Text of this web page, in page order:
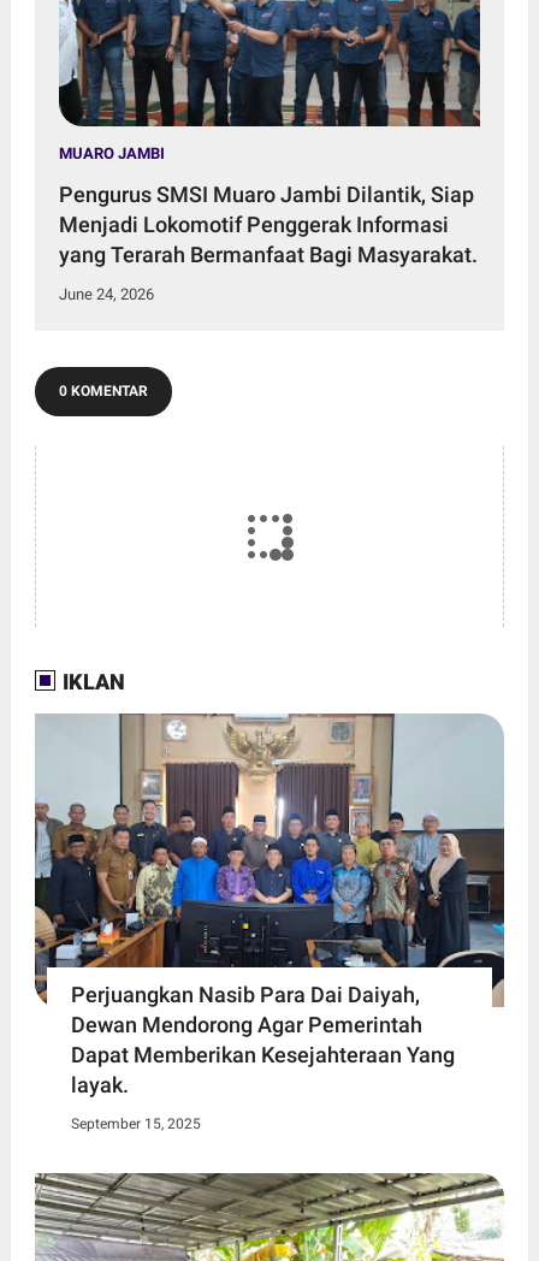
MUARO JAMBI
Pengurus SMSI Muaro Jambi Dilantik, Siap
Menjadi Lokomotif Penggerak Informasi
yang Terarah Bermanfaat Bagi Masyarakat.
June 24, 2026
0 KOMENTAR
IKLAN
Perjuangkan Nasib Para Dai Daiyah,
Dewan Mendorong Agar Pemerintah
Dapat Memberikan Kesejahteraan Yang
layak.
September 15, 2025